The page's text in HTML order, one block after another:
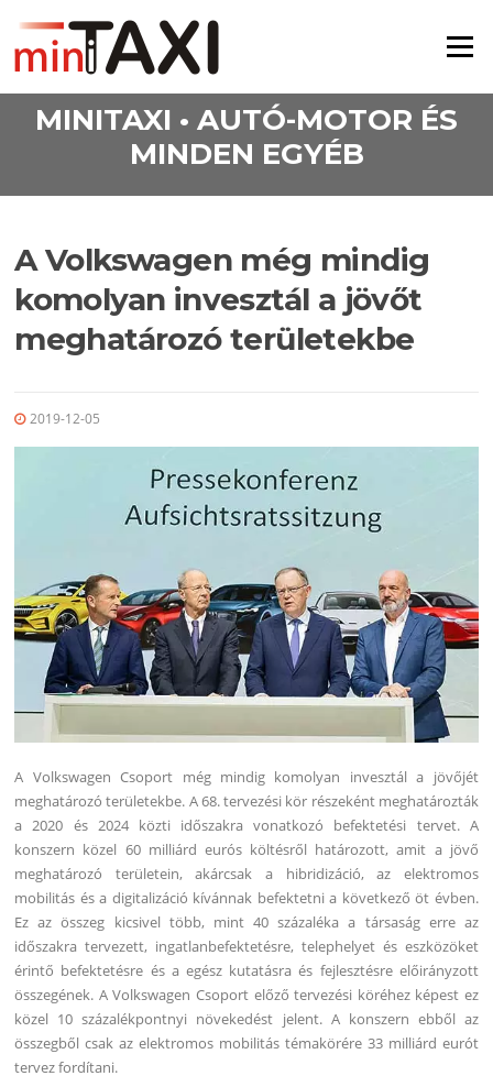
Menü
MINITAXI • AUTÓ-MOTOR ÉS
MINDEN EGYÉB
A Volkswagen még mindig
komolyan invesztál a jövőt
meghatározó területekbe
2019-12-05
A Volkswagen Csoport még mindig komolyan invesztál a jövőjét
meghatározó területekbe. A 68. tervezési kör részeként meghatározták
a 2020 és 2024 közti időszakra vonatkozó befektetési tervet. A
konszern közel 60 milliárd eurós költésről határozott, amit a jövő
meghatározó területein, akárcsak a hibridizáció, az elektromos
mobilitás és a digitalizáció kívánnak befektetni a következő öt évben.
Ez az összeg kicsivel több, mint 40 százaléka a társaság erre az
időszakra tervezett, ingatlanbefektetésre, telephelyet és eszközöket
érintő befektetésre és a egész kutatásra és fejlesztésre előirányzott
összegének. A Volkswagen Csoport előző tervezési köréhez képest ez
közel 10 százalékpontnyi növekedést jelent. A konszern ebből az
összegből csak az elektromos mobilitás témakörére 33 milliárd eurót
tervez fordítani.